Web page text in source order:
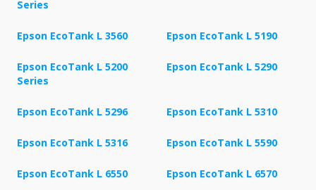
Series
Epson EcoTank L 3560 Epson EcoTank L 5190
Epson EcoTank L 5200
Series
Epson EcoTank L 5290
Epson EcoTank L 5296 Epson EcoTank L 5310
Epson EcoTank L 5316 Epson EcoTank L 5590
Epson EcoTank L 6550 Epson EcoTank L 6570